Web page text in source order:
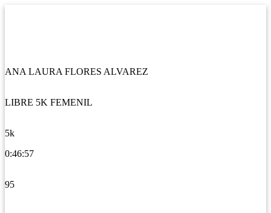
ANA LAURA FLORES ALVAREZ
LIBRE 5K FEMENIL
5k
0:46:57
95